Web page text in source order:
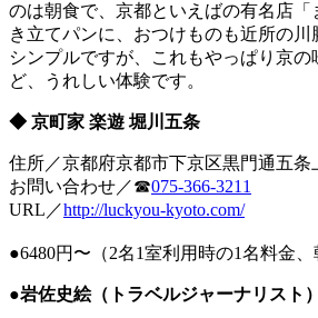
のは朝食で、京都といえばの有名店
き立てパンに、おつけものも近所の川
シンプルですが、これもやっぱり京
ど、うれしい体験です。
◆ 京町家 楽遊 堀川五条
住所／京都府京都市下京区黒門通五
お問い合わせ／☎075-366-3211
URL／http://luckyou-kyoto.com/
●6480円〜（2名1室利用時の1名料金、
●岩佐史絵（トラベルジャーナリスト）